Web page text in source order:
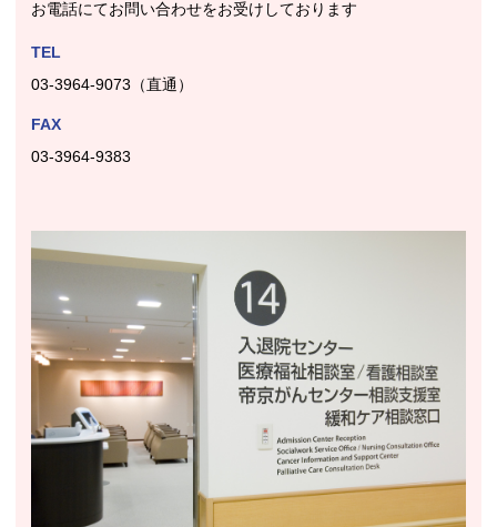
お電話にてお問い合わせをお受けしております
TEL
03-3964-9073（直通）
FAX
03-3964-9383